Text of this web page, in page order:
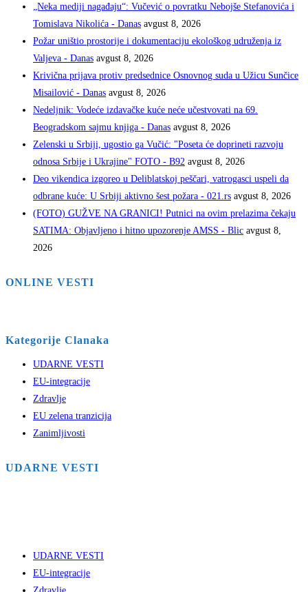
„Neka mediji nagađaju“: Vučević o povratku Nebojše Stefanovića i
Tomislava Nikolića - Danas avgust 8, 2026
Požar uništio prostorije i dokumentaciju ekološkog udruženja iz
Valjeva - Danas avgust 8, 2026
Krivična prijava protiv predsednice Osnovnog suda u Užicu Sunčice
Misailović - Danas avgust 8, 2026
Nedeljnik: Vodeće izdavačke kuće neće učestvovati na 69.
Beogradskom sajmu knjiga - Danas avgust 8, 2026
Zelenski u Srbiji, ugostio ga Vučić: "Poseta će doprineti razvoju
odnosa Srbije i Ukrajine" FOTO - B92 avgust 8, 2026
Deo vikendica izgoreo u Deliblatskoj peščari, vatrogasci uspeli da
odbrane kuće: U Srbiji aktivno šest požara - 021.rs avgust 8, 2026
(FOTO) GUŽVE NA GRANICI! Putnici na ovim prelazima čekaju
SATIMA: Objavljeno i hitno upozorenje AMSS - Blic avgust 8,
2026
ONLINE VESTI
Kategorije Clanaka
UDARNE VESTI
EU-integracije
Zdravlje
EU zelena tranzicija
Zanimljivosti
UDARNE VESTI
UDARNE VESTI
EU-integracije